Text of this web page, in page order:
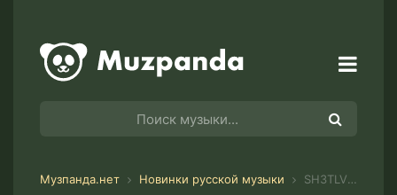
Музпанда.нет Новинки русской музыки SH3TLVIZ, Psycho Playa, Pxlsdead - metal phonk exe